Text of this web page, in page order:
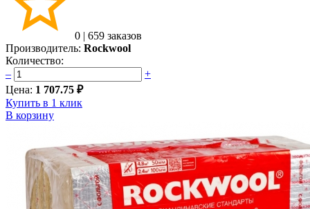
0 | 659 заказов
Производитель: Rockwool
Количество:
–
+
Цена: 1 707.75 ₽
Купить в 1 клик
В корзину